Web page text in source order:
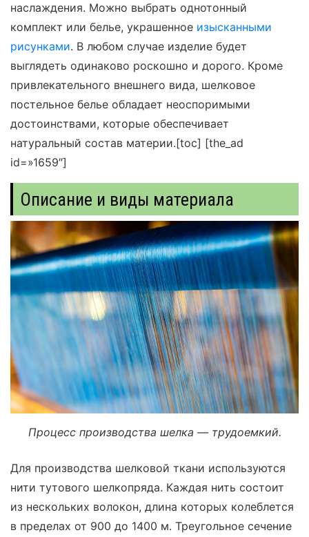
наслаждения. Можно выбрать однотонный
комплект или белье, украшенное изысканными
рисунками. В любом случае изделие будет
выглядеть одинаково роскошно и дорого. Кроме
привлекательного внешнего вида, шелковое
постельное белье обладает неоспоримыми
достоинствами, которые обеспечивает
натуральный состав материи.[toc] [the_ad
id=»1659″]
Описание и виды материала
Процесс производства шелка — трудоемкий.
Для производства шелковой ткани используются
нити тутового шелкопряда. Каждая нить состоит
из нескольких волокон, длина которых колеблется
в пределах от 900 до 1400 м. Треугольное сечение